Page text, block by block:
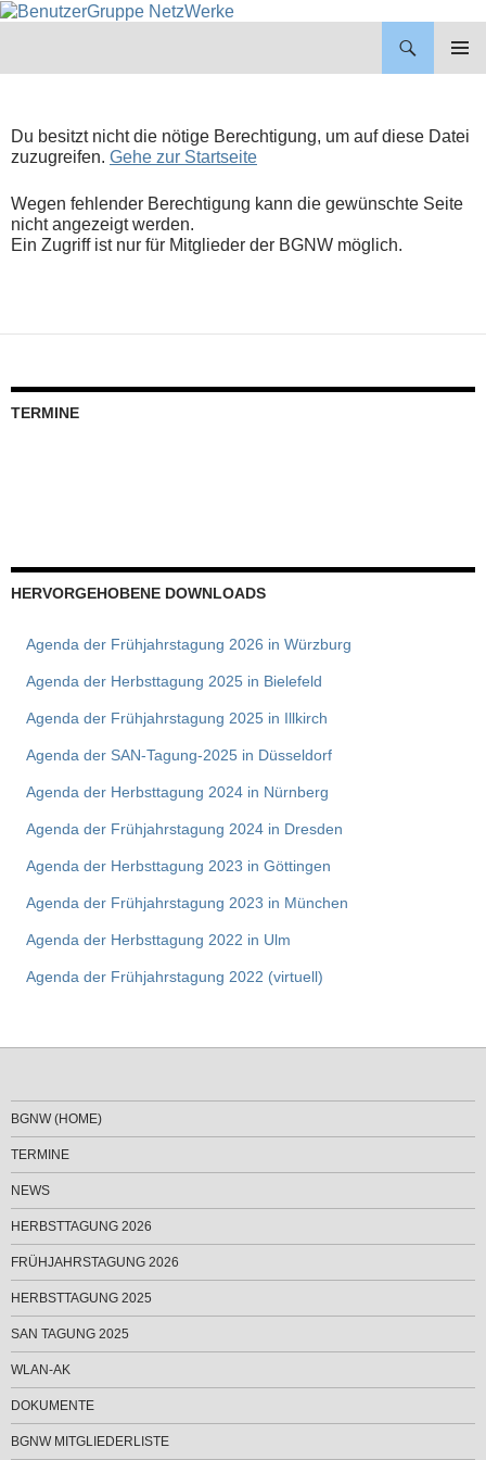
Du besitzt nicht die nötige Berechtigung, um auf diese Datei
zuzugreifen. Gehe zur Startseite
Wegen fehlender Berechtigung kann die gewünschte Seite
nicht angezeigt werden.
Ein Zugriff ist nur für Mitglieder der BGNW möglich.
TERMINE
HERVORGEHOBENE DOWNLOADS
Agenda der Frühjahrstagung 2026 in Würzburg
Agenda der Herbsttagung 2025 in Bielefeld
Agenda der Frühjahrstagung 2025 in Illkirch
Agenda der SAN-Tagung-2025 in Düsseldorf
Agenda der Herbsttagung 2024 in Nürnberg
Agenda der Frühjahrstagung 2024 in Dresden
Agenda der Herbsttagung 2023 in Göttingen
Agenda der Frühjahrstagung 2023 in München
Agenda der Herbsttagung 2022 in Ulm
Agenda der Frühjahrstagung 2022 (virtuell)
BGNW (HOME)
TERMINE
NEWS
HERBSTTAGUNG 2026
FRÜHJAHRSTAGUNG 2026
HERBSTTAGUNG 2025
SAN TAGUNG 2025
WLAN-AK
DOKUMENTE
BGNW MITGLIEDERLISTE